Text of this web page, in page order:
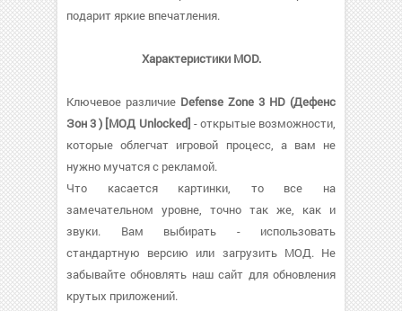
подарит яркие впечатления.
Характеристики MOD.
Ключевое различие Defense Zone 3 HD (Дефенс
Зон 3 ) [МОД Unlocked] - открытые возможности,
которые облегчат игровой процесс, а вам не
нужно мучатся с рекламой.
Что касается картинки, то все на
замечательном уровне, точно так же, как и
звуки. Вам выбирать - использовать
стандартную версию или загрузить МОД. Не
забывайте обновлять наш сайт для обновления
крутых приложений.